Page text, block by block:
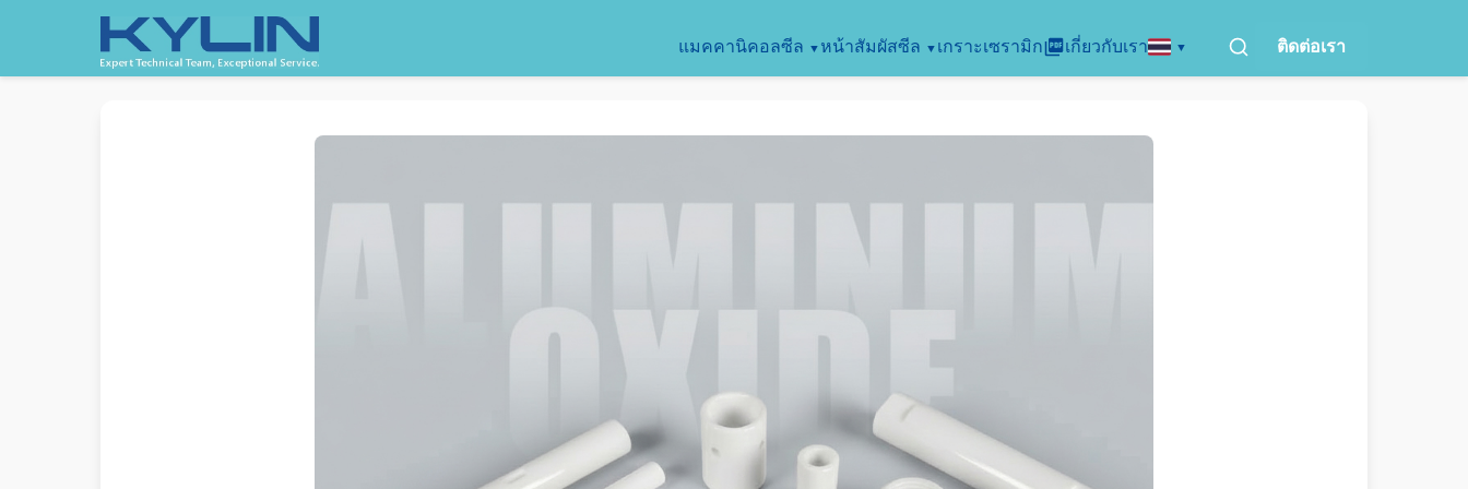
แมคคานิคอลซีล หน้าสัมผัสซีล เกราะเซรามิก เกี่ยวกับเรา ติดต่อเรา